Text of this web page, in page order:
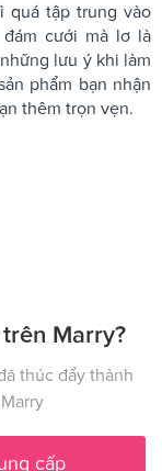
quá tập trung vào
cưới mà lơ là
lưu ý khi làm
phẩm bạn nhận
thêm trọn vẹn.
Marry?
thúc đẩy thành
cấp